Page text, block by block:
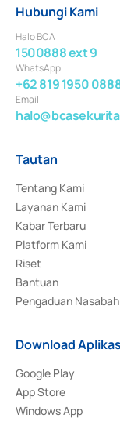
Hubungi Kami
Halo BCA
1500888 ext 9
WhatsApp
+62 819 1950
Email
Tautan
Tentang Kami
Layanan Kami
Kabar Terbaru
Platform Kami
Riset
Bantuan
Pengaduan Nasabah
Download
Google Play
App Store
Windows App